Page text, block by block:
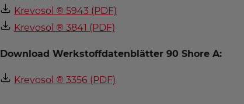
Krevosol ® 5943 (PDF)
Krevosol ® 3841 (PDF)
Download Werkstoffdatenblätter 90 Shore A:
Krevosol ® 3356 (PDF)